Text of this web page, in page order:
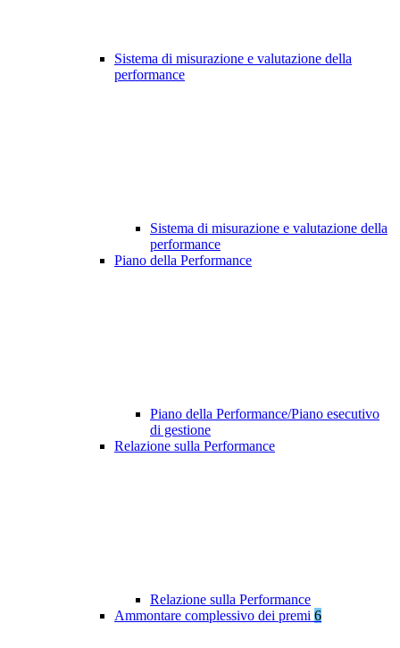
Sistema di misurazione e valutazione della
performance
Sistema di misurazione e valutazione della
performance
Piano della Performance
Piano della Performance/Piano esecutivo
di gestione
Relazione sulla Performance
Relazione sulla Performance
Ammontare complessivo dei premi 6